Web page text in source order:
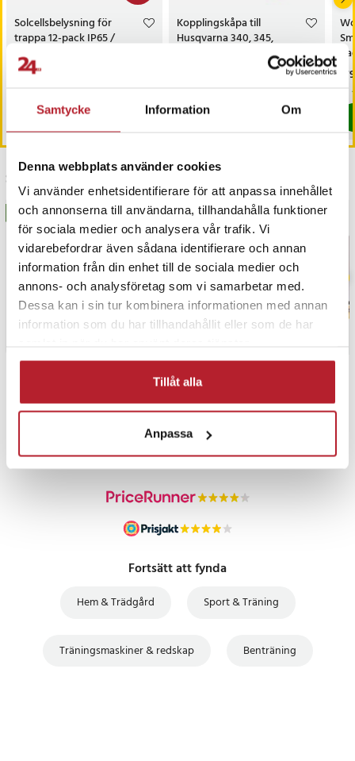
Samtycke Information Om
Denna webbplats använder cookies
Vi använder enhetsidentifierare för att anpassa innehållet
och annonserna till användarna, tillhandahålla funktioner
för sociala medier och analysera vår trafik. Vi
vidarebefordrar även sådana identifierare och annan
information från din enhet till de sociala medier och
annons- och analysföretag som vi samarbetar med.
Dessa kan i sin tur kombinera informationen med annan
information som du har tillhandahållit eller som de har
Tillåt alla
Anpassa
Solcellsbelysning för
trappa 12-pack IP65 /
belysning med solceller för
altan och staket /
Nuvarande pris
299 kr
Köp
Kopplingskåpa till
Husqvarna 340, 345,
Senast besökta
BÄSTSÄLJARE BÄSTSÄLJARE
PRISGARANTI
UTFÖRSÄLJNING
Fortsätt att fynda
Hem & Trädgård Sport & Träning
Träningsmaskiner & redskap Benträning